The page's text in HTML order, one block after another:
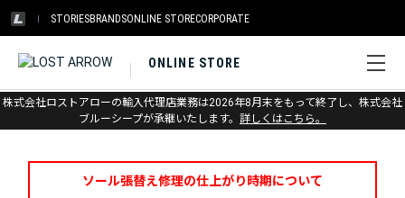
STORIESBRANDSONLINE STORECORPORATE
ONLINE STORE
株式会社ロストアローの輸入代理店業務は2026年8月末をもって終了し、株式会社
ブルーシープが承継いたします。 詳しくはこちら。
お問い合わせ
ソール張替え修理の仕上がり時期について